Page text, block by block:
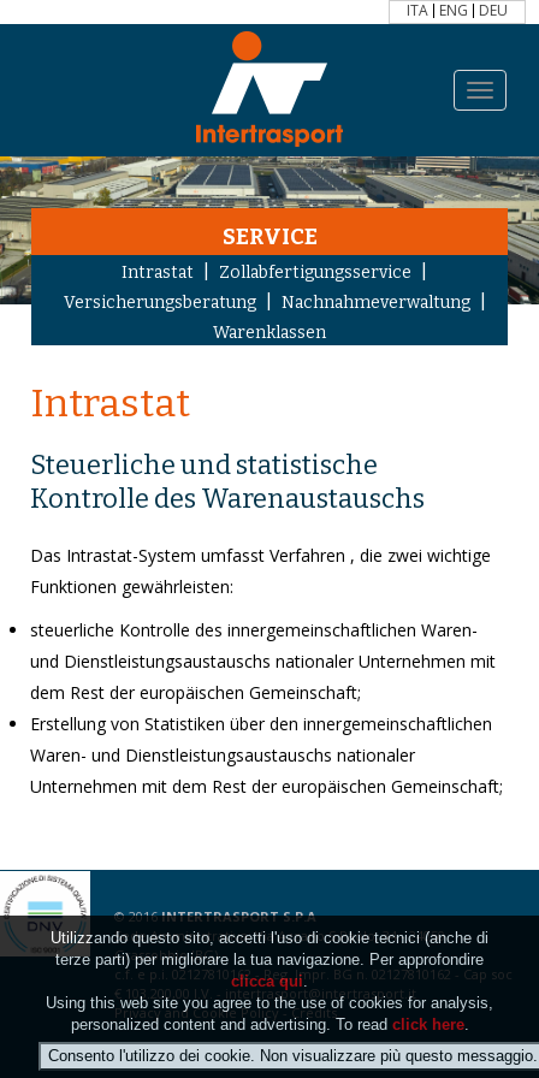
ITA ENG DEU
Toggle
SERVICE
Intrastat Zollabfertigungsservice
Versicherungsberatung Nachnahmeverwaltung
Warenklassen
Intrastat
Steuerliche und statistische
Kontrolle des Warenaustauschs
Das Intrastat-System umfasst Verfahren , die zwei wichtige
Funktionen gewährleisten:
steuerliche Kontrolle des innergemeinschaftlichen Waren-
und Dienstleistungsaustauschs nationaler Unternehmen mit
dem Rest der europäischen Gemeinschaft;
Erstellung von Statistiken über den innergemeinschaftlichen
Waren- und Dienstleistungsaustauschs nationaler
Unternehmen mit dem Rest der europäischen Gemeinschaft;
© 2016INTERTRASPORT S.P.A
Sede Amministrativa: Via Azzano S.Paolo, 34 - 24050
Grassobbio (BG)
c.f. e p.i. 02127810162 - Reg. Impr. BG n. 02127810162 - Cap soc
€ 103.200,00 I.V. - intertrasport@intertrasport.it
Privacyand Cookie Policy-Credits
Utilizzando questo sito, accetti l'uso di cookie tecnici (anche di
terze parti) per migliorare la tua navigazione. Per approfondire
clicca qui.
Using this web site you agree to the use of cookies for analysis,
personalized content and advertising. To read click here.